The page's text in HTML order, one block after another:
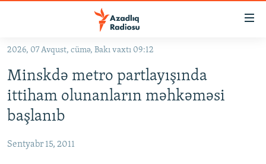
Əsas
qayıt
Əsas
naviqasiyaya
qayıt
KORRUPSIOMETR
#ƏSLINDƏ
FƏRQƏ BAX
2026, 07 Avqust, cümə, Bakı vaxtı 09:12
Minskdə metro partlayışında
ittiham olunanların məhkəməsi
başlanıb
Sentyabr 15, 2011